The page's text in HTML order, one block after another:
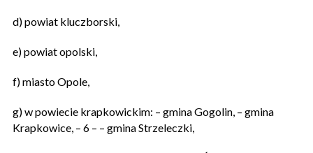
d) powiat kluczborski,
e) powiat opolski,
f) miasto Opole,
g) w powiecie krapkowickim: – gmina Gogolin, – gmina
Krapkowice, – 6 – – gmina Strzeleczki,